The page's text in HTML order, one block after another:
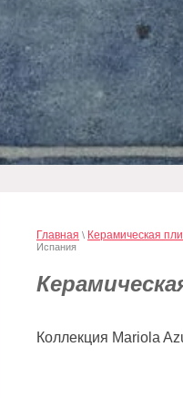
Главная \ Керамическая
Испания
Коллекция Mariola